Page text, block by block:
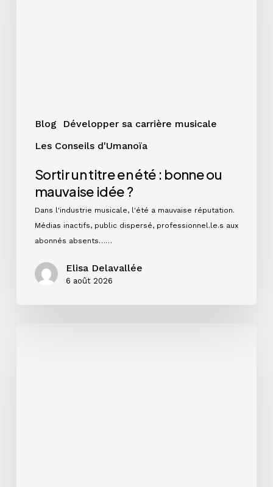
Blog
Développer sa carrière musicale
Les Conseils d'Umanoïa
Sortir un titre en été : bonne ou
mauvaise idée ?
Dans l'industrie musicale, l'été a mauvaise réputation.
Médias inactifs, public dispersé, professionnel.le.s aux
abonnés absents……
Elisa Delavallée
6 août 2026